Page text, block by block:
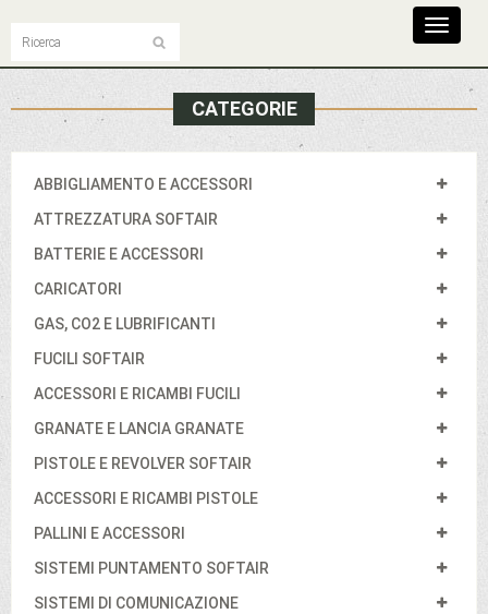
Toggle
CATEGORIE
ABBIGLIAMENTO E ACCESSORI
ATTREZZATURA SOFTAIR
BATTERIE E ACCESSORI
CARICATORI
GAS, CO2 E LUBRIFICANTI
FUCILI SOFTAIR
ACCESSORI E RICAMBI FUCILI
GRANATE E LANCIA GRANATE
PISTOLE E REVOLVER SOFTAIR
ACCESSORI E RICAMBI PISTOLE
PALLINI E ACCESSORI
SISTEMI PUNTAMENTO SOFTAIR
SISTEMI DI COMUNICAZIONE